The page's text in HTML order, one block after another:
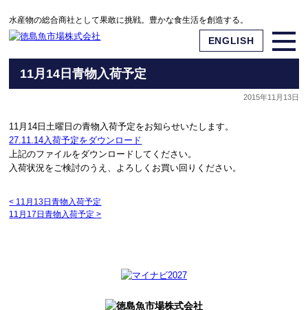
水産物の総合商社として果敢に挑戦。豊かな食生活を創造する。
ENGLISH
11月14日青物入荷予定
2015年11月13日
11月14日土曜日の青物入荷予定をお知らせいたします。
27.11.14入荷予定をダウンロード
上記のファイルをダウンロードしてください。
入荷状況をご検討のうえ、よろしくお買い回りください。
< 11月13日青物入荷予定
11月17日青物入荷予定>